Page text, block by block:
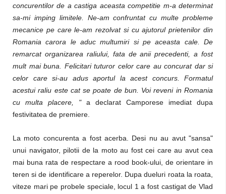
concurentilor de a castiga aceasta competitie m-a determinat
sa-mi imping limitele. Ne-am confruntat cu multe probleme
mecanice pe care le-am rezolvat si cu ajutorul prietenilor din
Romania carora le aduc multumiri si pe aceasta cale. De
remarcat organizarea raliului, fata de anii precedenti, a fost
mult mai buna. Felicitari tuturor celor care au concurat dar si
celor care si-au adus aportul la acest concurs. Formatul
acestui raliu este cat se poate de bun. Voi reveni in Romania
cu multa placere, "a declarat Camporese imediat dupa
festivitatea de premiere.
La moto concurenta a fost acerba. Desi nu au avut "sansa"
unui navigator, pilotii de la moto au fost cei care au avut cea
mai buna rata de respectare a rood book-ului, de orientare in
teren si de identificare a reperelor. Dupa dueluri roata la roata,
viteze mari pe probele speciale, locul 1 a fost castigat de Vlad